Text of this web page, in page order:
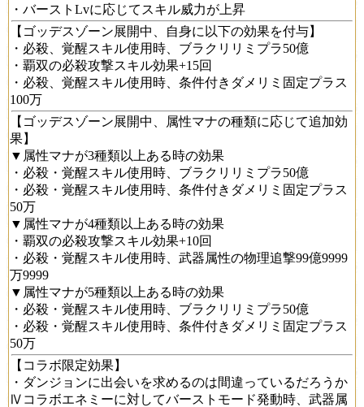
・バーストLvに応じてスキル威力が上昇
【ゴッデスゾーン展開中、自身に以下の効果を付与】
・必殺、覚醒スキル使用時、ブラクリリミプラ50億
・覇双の必殺攻撃スキル効果+15回
・必殺、覚醒スキル使用時、条件付きダメリミ固定プラス
100万
【ゴッデスゾーン展開中、属性マナの種類に応じて追加効
果】
▼属性マナが3種類以上ある時の効果
・必殺・覚醒スキル使用時、ブラクリリミプラ50億
・必殺・覚醒スキル使用時、条件付きダメリミ固定プラス
50万
▼属性マナが4種類以上ある時の効果
・覇双の必殺攻撃スキル効果+10回
・必殺・覚醒スキル使用時、武器属性の物理追撃99億9999
万9999
▼属性マナが5種類以上ある時の効果
・必殺・覚醒スキル使用時、ブラクリリミプラ50億
・必殺・覚醒スキル使用時、条件付きダメリミ固定プラス
50万
【コラボ限定効果】
・ダンジョンに出会いを求めるのは間違っているだろうか
Ⅳコラボエネミーに対してバーストモード発動時、武器属